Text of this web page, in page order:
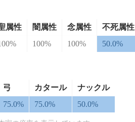
属性 闇属性 念属性 不死属性
100% 100% 50.0%
弓 カタール
ナックル
75.0% 75.0% 50.0%